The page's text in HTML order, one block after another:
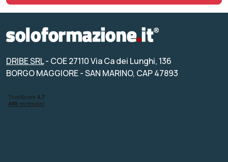
DRIBE SRL- COE 27110 Via Ca dei Lunghi, 136
BORGO MAGGIORE - SAN MARINO, CAP 47893